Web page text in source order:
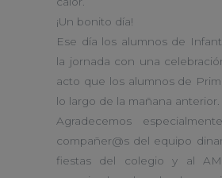
¡Un bonito día!
Ese día los alumnos de
la jornada con una
acto que los alumnos de
lo largo de la mañana anterior.
Agradecemos
compañer@s del equipo
fiestas del colegio y al